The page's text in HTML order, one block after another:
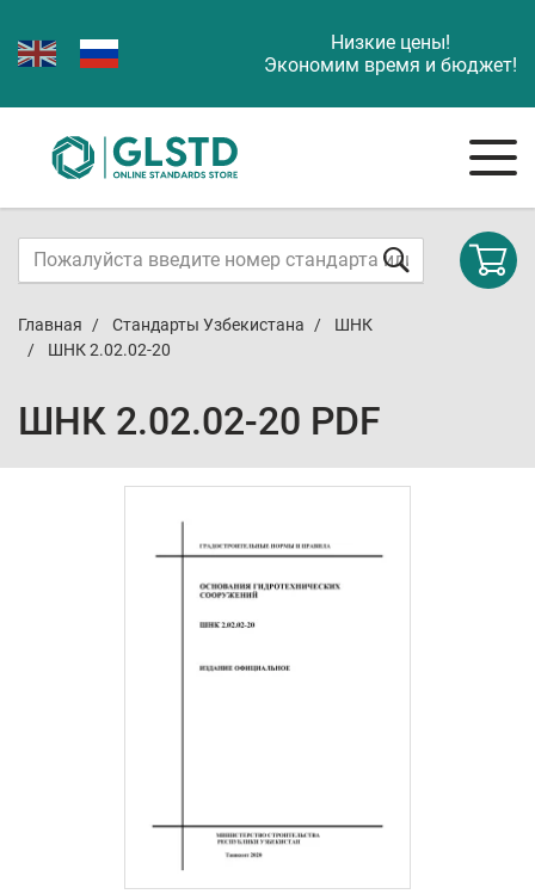
Низкие цены!
Экономим время и бюджет!
Главная Стандарты Узбекистана
ШНК
ШНК 2.02.02-20
ШНК 2.02.02-20 PDF